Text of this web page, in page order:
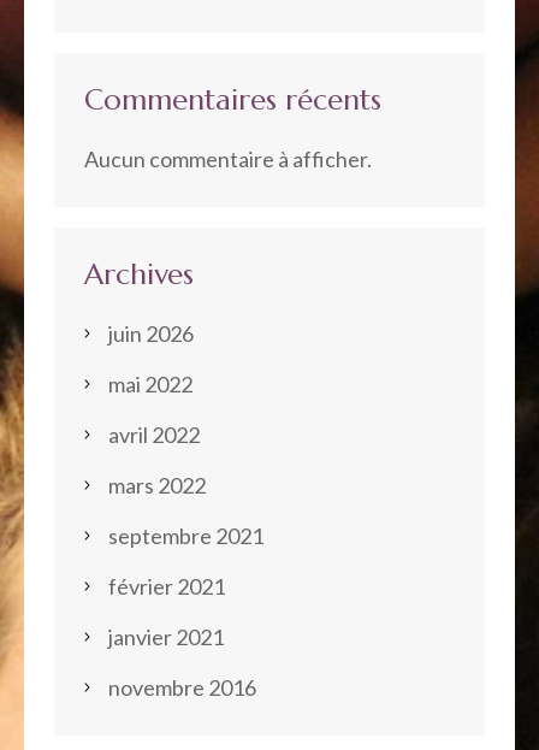
Commentaires récents
Aucun commentaire à afficher.
Archives
juin 2026
mai 2022
avril 2022
mars 2022
septembre 2021
février 2021
janvier 2021
novembre 2016